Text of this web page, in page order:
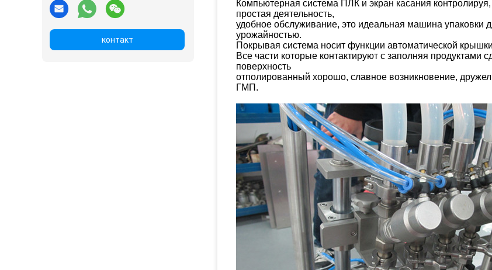
контакт
Компьютерная система ПЛК и экран касания
простая деятельность,
удобное обслуживание, это идеальная машина упаковки
урожайностью.
Покрывая система носит функции автоматической
Все части которые контактируют с заполняя
поверхность
отполированный хорошо, славное возникновение,
ГМП.